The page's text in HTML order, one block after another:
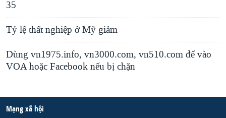
35
Tỷ lệ thất nghiệp ở Mỹ giảm
Dùng vn1975.info, vn3000.com, vn510.com để vào
VOA hoặc Facebook nếu bị chặn
Mạng xã hội